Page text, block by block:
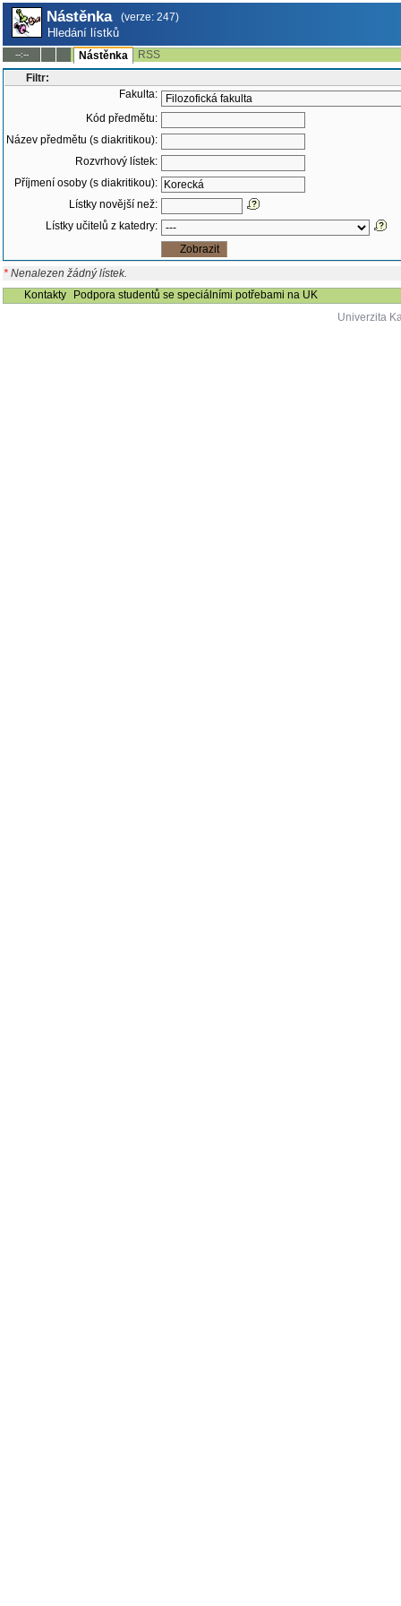
Nástěnka (verze: 247)
Hledání lístků
--:-- Nástěnka
RSS
Filtr:
Fakulta:
Kód předmětu:
Název předmětu (s diakritikou):
Rozvrhový lístek:
Příjmení osoby (s diakritikou):
Lístky novější než:
Lístky učitelů z katedry:
* Nenalezen žádný lístek.
Kontakty
Podpora studentů se speciálními potřebami na UK
Univerzita